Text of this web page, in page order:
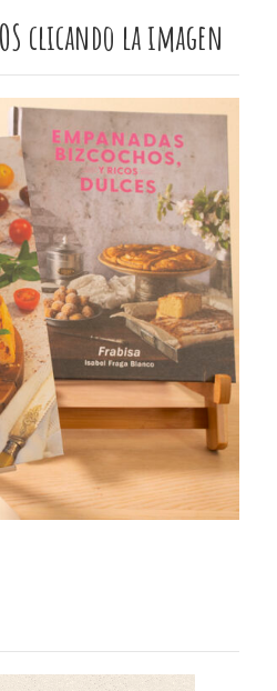
clicando la imagen